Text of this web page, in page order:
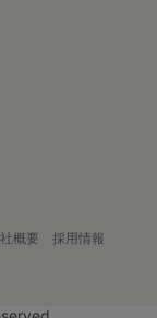
概要
採用情報